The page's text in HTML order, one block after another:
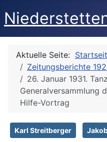
Aktuelle Seite:
Zeitungsberichte
26. Januar 1931.
Generalversammlung
Hilfe-Vortrag
Karl Streitberger